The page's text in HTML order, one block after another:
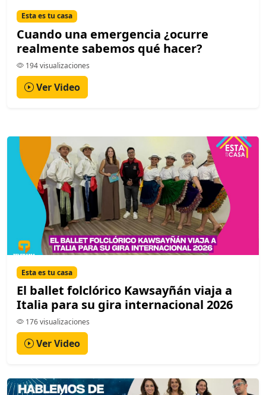
Esta es tu casa
Cuando una emergencia ¿ocurre
realmente sabemos qué hacer?
194 visualizaciones
Ver Video
Esta es tu casa
El ballet folclórico Kawsayñán viaja a
Italia para su gira internacional 2026
176 visualizaciones
Ver Video